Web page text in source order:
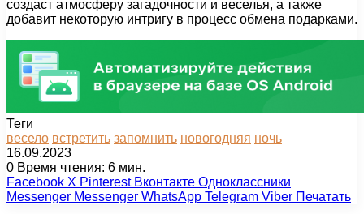
создаст атмосферу загадочности и веселья, а также
добавит некоторую интригу в процесс обмена подарками.
Теги
весело встретить запомнить новогодняя ночь
16.09.2023
0 Время чтения: 6 мин.
Facebook X Pinterest Вконтакте Одноклассники
Messenger Messenger WhatsApp Telegram Viber Печатать